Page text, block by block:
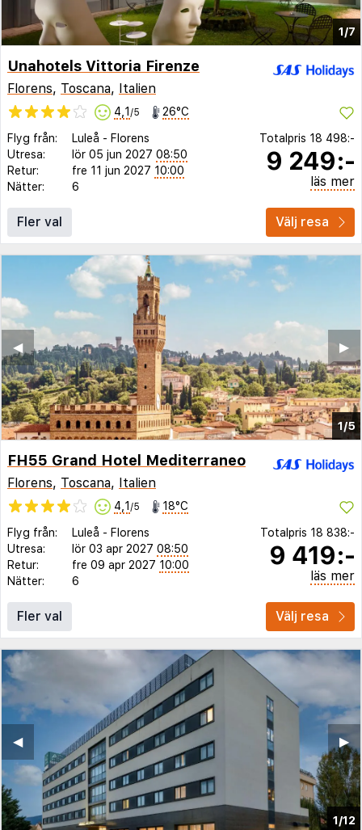
1/7
Unahotels Vittoria Firenze
Florens, Toscana, Italien
4,1 /5 26°C
Flyg från: Luleå - Florens
Utresa:
lör 05 jun 2027 08:50
Retur:
fre 11 jun 2027 10:00
Nätter:
6
Totalpris 18 498:-
9 249:-
läs mer
Fler val Välj resa
1/5
▶︎
◀︎
FH55 Grand Hotel Mediterraneo
Florens, Toscana, Italien
4,1 /5 18°C
Flyg från: Luleå - Florens
Utresa:
lör 03 apr 2027 08:50
Retur:
fre 09 apr 2027 10:00
Nätter:
6
Totalpris 18 838:-
9 419:-
läs mer
Fler val Välj resa
1/12
▶︎
◀︎